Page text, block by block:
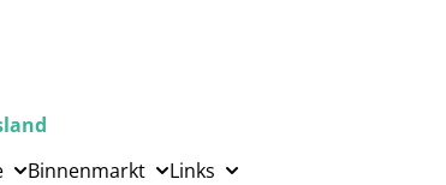
Binnenmarkt Links